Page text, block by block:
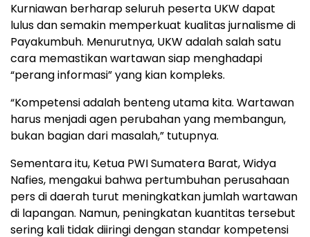
Kurniawan berharap seluruh peserta UKW dapat
lulus dan semakin memperkuat kualitas jurnalisme di
Payakumbuh. Menurutnya, UKW adalah salah satu
cara memastikan wartawan siap menghadapi
“perang informasi” yang kian kompleks.
“Kompetensi adalah benteng utama kita. Wartawan
harus menjadi agen perubahan yang membangun,
bukan bagian dari masalah,” tutupnya.
Sementara itu, Ketua PWI Sumatera Barat, Widya
Nafies, mengakui bahwa pertumbuhan perusahaan
pers di daerah turut meningkatkan jumlah wartawan
di lapangan. Namun, peningkatan kuantitas tersebut
sering kali tidak diiringi dengan standar kompetensi